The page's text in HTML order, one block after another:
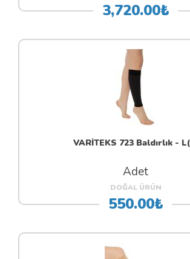
3,720.00₺
VARİTEKS 723 Baldırlık -
Adet
DOĞAL ÜRÜN
550.00₺